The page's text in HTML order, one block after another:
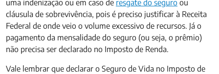
uma indenização ou em caso de resgate do seguro ou
cláusula de sobrevivência, pois é preciso justificar à Receita
Federal de onde veio o volume excessivo de recursos. Já o
pagamento da mensalidade do seguro (ou seja, o prêmio)
não precisa ser declarado no Imposto de Renda.
Vale lembrar que declarar o Seguro de Vida no Imposto de